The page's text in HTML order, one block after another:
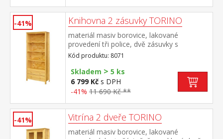
-41% Knihovna 2 zásuvky TORINO
materiál masiv borovice, lakované
provedení tři police, dvě zásuvky s
kovovými pojezdy
Kód produktu: 8071
Skladem > 5 ks
6 799 Kč s DPH
-41% 11 690 Kč **
-41% Vitrína 2 dveře TORINO
materiál masiv borovice, lakované